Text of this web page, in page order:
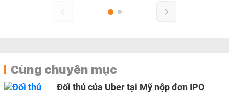
Cùng chuyên mục
Đối thủ của Uber tại Mỹ nộp đơn IPO